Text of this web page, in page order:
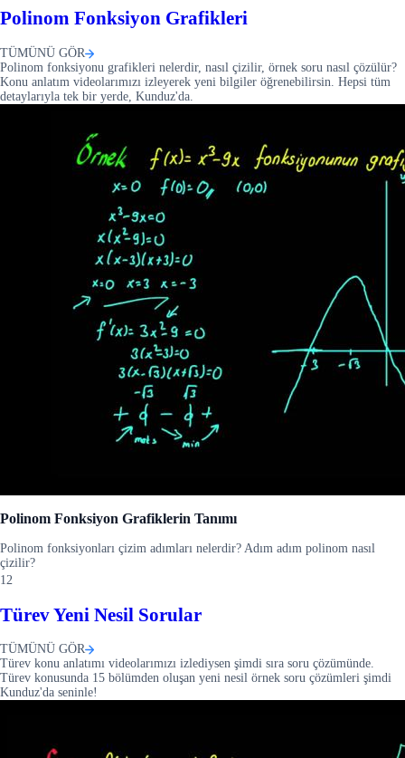
Polinom Fonksiyon Grafikleri
TÜMÜNÜ GÖR
Polinom fonksiyonu grafikleri nelerdir, nasıl çizilir, örnek soru nasıl çözülür?
Konu anlatım videolarımızı izleyerek yeni bilgiler öğrenebilirsin. Hepsi tüm
detaylarıyla tek bir yerde, Kunduz'da.
Polinom Fonksiyon Grafiklerin Tanımı
Polinom fonksiyonları çizim adımları nelerdir? Adım adım polinom nasıl
çizilir?
12
Türev Yeni Nesil Sorular
TÜMÜNÜ GÖR
Türev konu anlatımı videolarımızı izlediysen şimdi sıra soru çözümünde.
Türev konusunda 15 bölümden oluşan yeni nesil örnek soru çözümleri şimdi
Kunduz'da seninle!